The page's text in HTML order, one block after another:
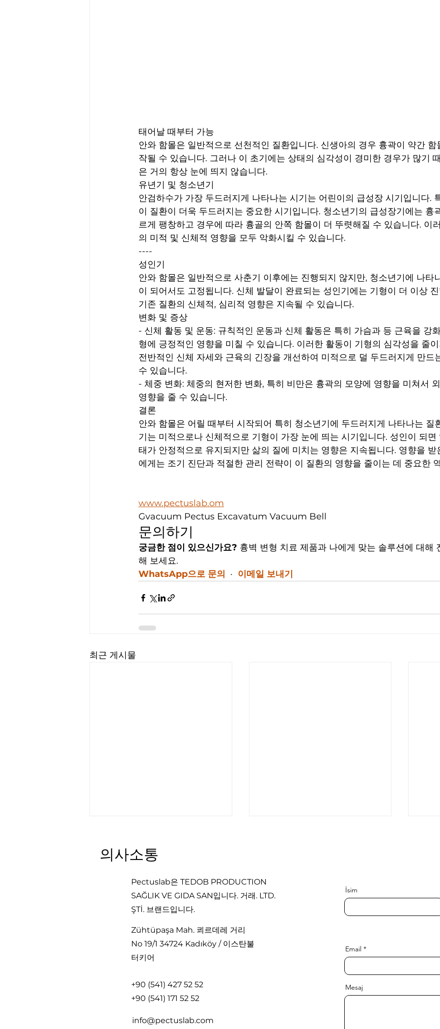
태어날 때부터 가능
안와 함몰은 일반적으로 선천적인 질환입니다. 신생아의 경우 흉곽이 약간 함
작될 수 있습니다. 그러나 이 초기에는 상태의 심각성이 경미한 경우가 많기
은 거의 항상 눈에 띄지 않습니다.
유년기 및 청소년기
안검하수가 가장 두드러지게 나타나는 시기는 어린이의 급성장 시기입니다.
이 질환이 더욱 두드러지는 중요한 시기입니다. 청소년기의 급성장기에는 흉
르게 팽창하고 경우에 따라 흉골의 안쪽 함몰이 더 뚜렷해질 수 있습니다. 이
의 미적 및 신체적 영향을 모두 악화시킬 수 있습니다.
----
성인기
안와 함몰은 일반적으로 사춘기 이후에는 진행되지 않지만, 청소년기에 나타
이 되어서도 고정됩니다. 신체 발달이 완료되는 성인기에는 기형이 더 이상
기존 질환의 신체적, 심리적 영향은 지속될 수 있습니다.
변화 및 증상
- 신체 활동 및 운동: 규칙적인 운동과 신체 활동은 특히 가슴과 등 근육을 강
형에 긍정적인 영향을 미칠 수 있습니다. 이러한 활동이 기형의 심각성을 줄
전반적인 신체 자세와 근육의 긴장을 개선하여 미적으로 덜 두드러지게 만드
수 있습니다.
- 체중 변화: 체중의 현저한 변화, 특히 비만은 흉곽의 모양에 영향을 미쳐서
영향을 줄 수 있습니다.
결론
안와 함몰은 어릴 때부터 시작되어 특히 청소년기에 두드러지게 나타나는 질
기는 미적으로나 신체적으로 기형이 가장 눈에 띄는 시기입니다. 성인이 되면
태가 안정적으로 유지되지만 삶의 질에 미치는 영향은 지속됩니다. 영향을 받
에게는 조기 진단과 적절한 관리 전략이 이 질환의 영향을 줄이는 데 중요한
www.pectuslab.om
Gvacuum Pectus Excavatum Vacuum Bell
문의하기
궁금한 점이 있으신가요? 흉벽 변형 치료 제품과 나에게 맞는 솔루션에 대해
해 보세요.
WhatsApp으로 문의
  ·
이메일 보내기
최근 게시물
조기 발견이 흉벽 기형의 장기
예후를 개선할까요?
오목가슴 중증도는 어떻게 평
새
의사소통
Pectuslab은 TEDOB PRODUCTION
SAĞLIK VE GIDA SAN입니다. 거래. LTD.
ŞTİ. 브랜드입니다.
Zühtüpaşa Mah. 쾨르데레 거리
No 19/1 34724 Kadıköy / 이스탄불
터키어
+90 (541) 427 52 52
+90 (541) 171 52 52
info@pectuslab.com
İsim
Email
Mesaj